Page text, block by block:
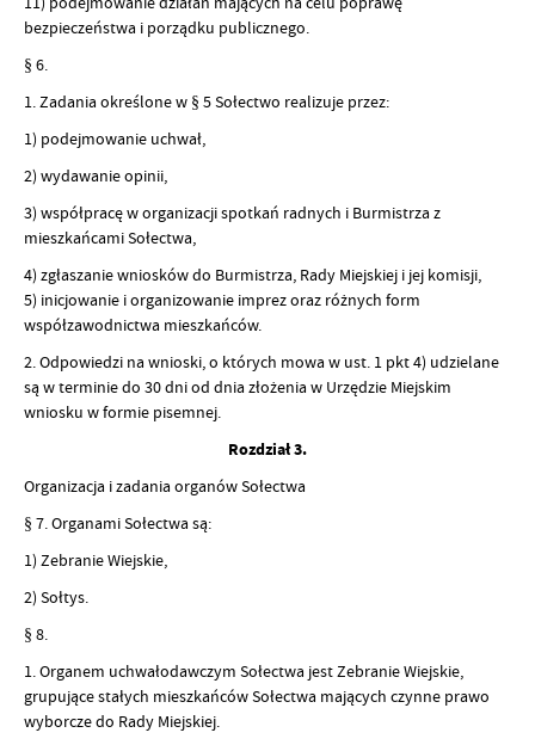
bezpieczeństwa i porządku publicznego.
§ 6.
1. Zadania określone w § 5 Sołectwo realizuje przez:
1) podejmowanie uchwał,
2) wydawanie opinii,
3) współpracę w organizacji spotkań radnych i Burmistrza z
mieszkańcami Sołectwa,
4) zgłaszanie wniosków do Burmistrza, Rady Miejskiej i jej komisji,
5) inicjowanie i organizowanie imprez oraz różnych form
współzawodnictwa mieszkańców.
2. Odpowiedzi na wnioski, o których mowa w ust. 1 pkt 4) udzielane
są w terminie do 30 dni od dnia złożenia w Urzędzie Miejskim
wniosku w formie pisemnej.
Rozdział 3.
Organizacja i zadania organów Sołectwa
§ 7. Organami Sołectwa są:
1) Zebranie Wiejskie,
2) Sołtys.
§ 8.
1. Organem uchwałodawczym Sołectwa jest Zebranie Wiejskie,
grupujące stałych mieszkańców Sołectwa mających czynne prawo
wyborcze do Rady Miejskiej.